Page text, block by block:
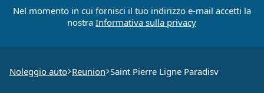
Nel momento in cui fornisci il tuo indirizzo e-mail accetti la
nostra
Noleggio auto Reunion Saint Pierre Ligne Paradisv